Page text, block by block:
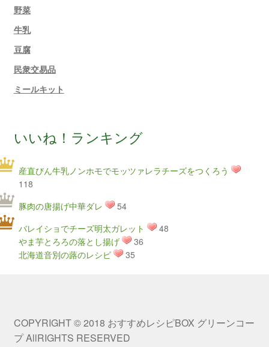
野菜
牛乳
豆腐
民衆交易品
ミールキット
いいね！ランキング
産直びん牛乳ノンホモでモッツァレラチーズをつくろう
118
豚肉の唐揚げ中華ダレ
54
バレイショでチーズ明太ガレット
48
やま芋とろろの落とし揚げ
36
北海道音別の蕗のレシピ
35
COPYRIGHT © 2018 おすすめレシピBOX グリーンコー
プ AllRIGHTS RESERVED